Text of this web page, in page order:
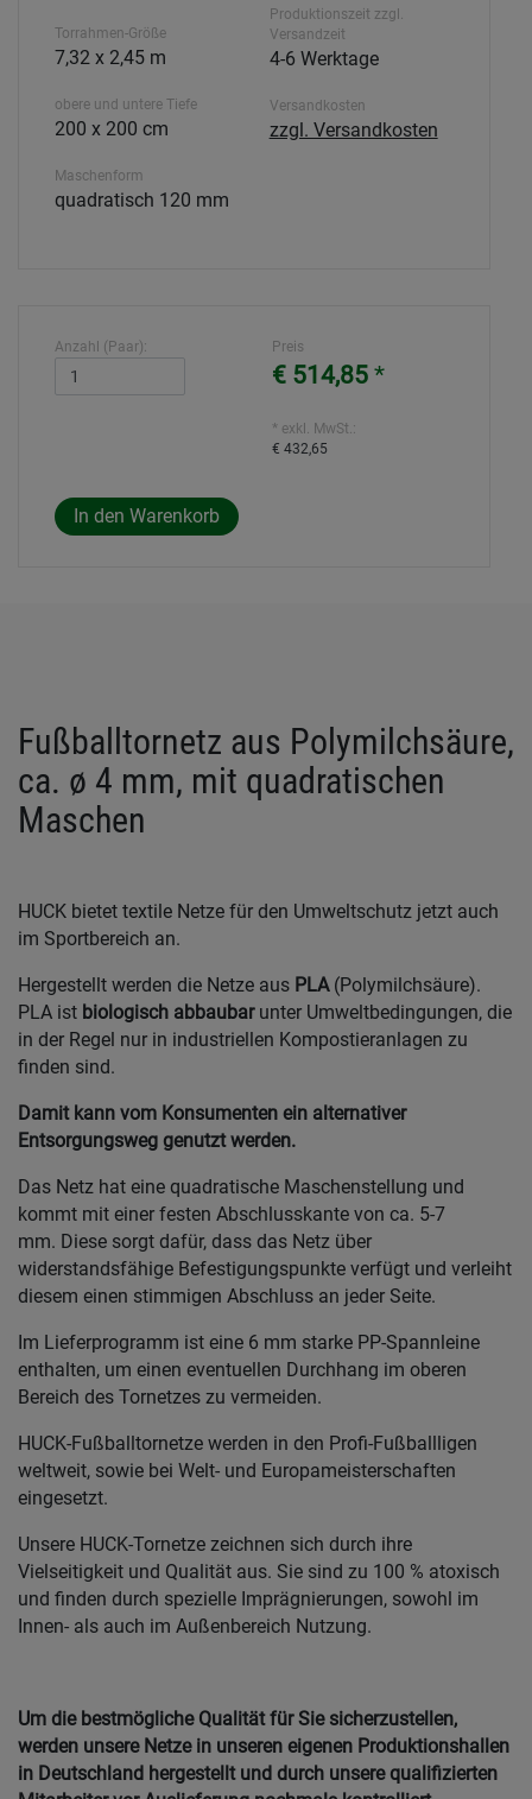
Torrahmen-Größe
7,32 x 2,45 m
obere und untere Tiefe
200 x 200 cm
Maschenform
quadratisch 120 mm
Produktionszeit zzgl.
Versandzeit
4-6 Werktage
Versandkosten
zzgl. Versandkosten
Anzahl (Paar): Preis
€ 514,85 *
* exkl. MwSt.:
€ 432,65
Fußballtornetz aus Polymilchsäure,
ca. ø 4 mm, mit quadratischen
Maschen
HUCK bietet textile Netze für den Umweltschutz jetzt auch
im Sportbereich an.
Hergestellt werden die Netze aus PLA(Polymilchsäure).
PLA ist biologisch abbaubarunter Umweltbedingungen, die
in der Regel nur in industriellen Kompostieranlagen zu
finden sind.
Damit kann vom Konsumenten ein alternativer
Entsorgungsweg genutzt werden.
Das Netz hat eine quadratische Maschenstellung und
kommt mit einer festen Abschlusskante von ca. 5-7
mm. Diese sorgt dafür, dass das Netz über
widerstandsfähige Befestigungspunkte verfügt und verleiht
diesem einen stimmigen Abschluss an jeder Seite.
Im Lieferprogramm ist eine 6 mm starke PP-Spannleine
enthalten, um einen eventuellen Durchhang im oberen
Bereich des Tornetzes zu vermeiden.
HUCK-Fußballtornetze werden in den Profi-Fußballligen
weltweit, sowie bei Welt- und Europameisterschaften
eingesetzt.
Unsere HUCK-Tornetze zeichnen sich durch ihre
Vielseitigkeit und Qualität aus. Sie sind zu 100 % atoxisch
und finden durch spezielle Imprägnierungen, sowohl im
Innen- als auch im Außenbereich Nutzung.
Um die bestmögliche Qualität für Sie sicherzustellen,
werden unsere Netze in unseren eigenen Produktionshallen
in Deutschland hergestellt und durch unsere qualifizierten